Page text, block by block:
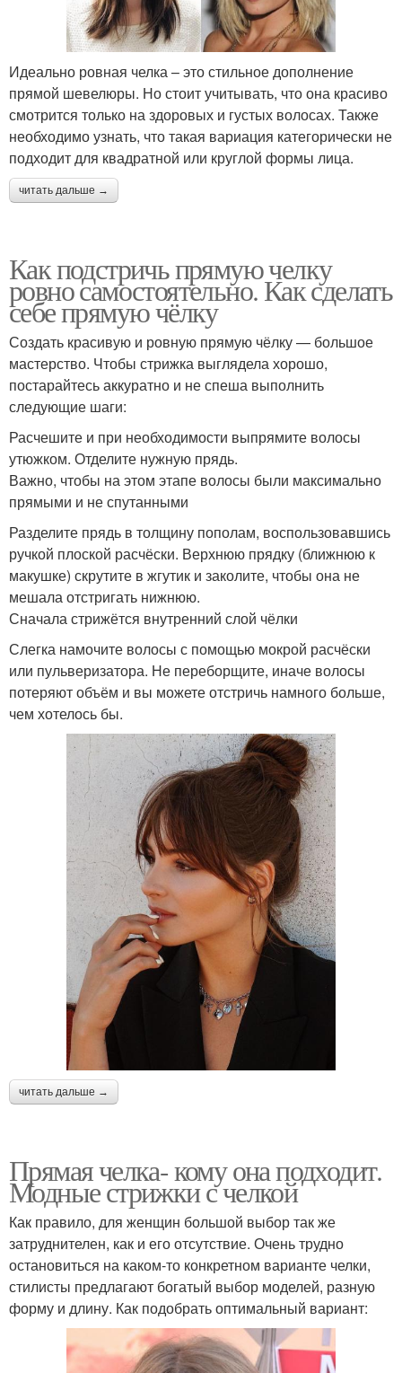
Идеально ровная челка – это стильное дополнение
прямой шевелюры. Но стоит учитывать, что она красиво
смотрится только на здоровых и густых волосах. Также
необходимо узнать, что такая вариация категорически не
подходит для квадратной или круглой формы лица.
читать дальше →
Как подстричь прямую челку
ровно самостоятельно. Как сделать
себе прямую чёлку
Создать красивую и ровную прямую чёлку — большое
мастерство. Чтобы стрижка выглядела хорошо,
постарайтесь аккуратно и не спеша выполнить
следующие шаги:
Расчешите и при необходимости выпрямите волосы
утюжком. Отделите нужную прядь.
Важно, чтобы на этом этапе волосы были максимально
прямыми и не спутанными
Разделите прядь в толщину пополам, воспользовавшись
ручкой плоской расчёски. Верхнюю прядку (ближнюю к
макушке) скрутите в жгутик и заколите, чтобы она не
мешала отстригать нижнюю.
Сначала стрижётся внутренний слой чёлки
Слегка намочите волосы с помощью мокрой расчёски
или пульверизатора. Не переборщите, иначе волосы
потеряют объём и вы можете отстричь намного больше,
чем хотелось бы.
читать дальше →
Прямая челка- кому она подходит.
Модные стрижки с челкой
Как правило, для женщин большой выбор так же
затруднителен, как и его отсутствие. Очень трудно
остановиться на каком-то конкретном варианте челки,
стилисты предлагают богатый выбор моделей, разную
форму и длину. Как подобрать оптимальный вариант: